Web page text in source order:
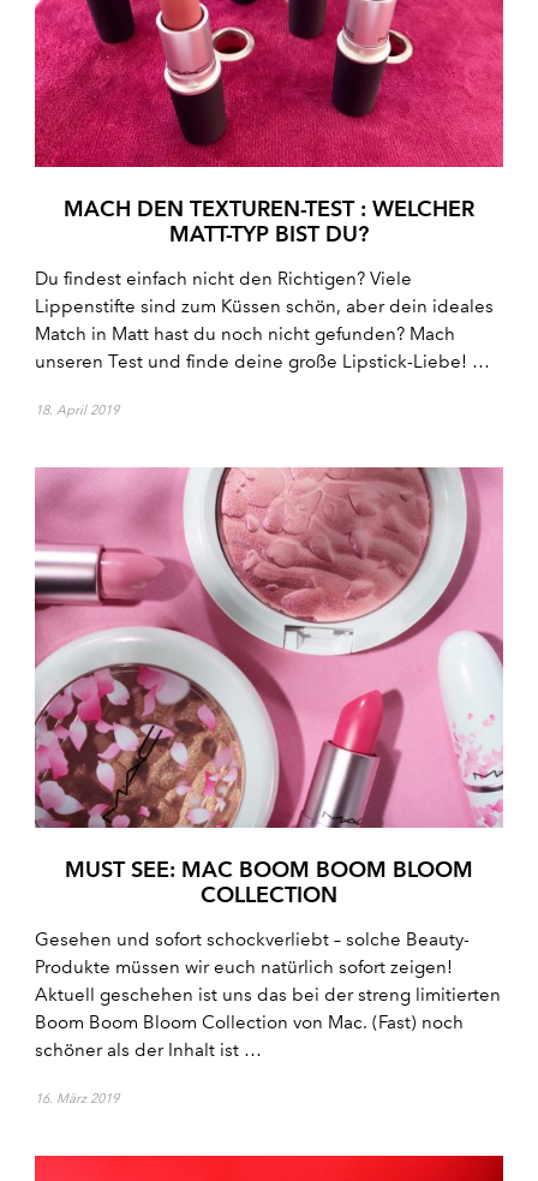
MACH DEN TEXTUREN-TEST : WELCHER
MATT-TYP BIST DU?
Du findest einfach nicht den Richtigen? Viele
Lippenstifte sind zum Küssen schön, aber dein ideales
Match in Matt hast du noch nicht gefunden? Mach
unseren Test und finde deine große Lipstick-Liebe! …
18. April 2019
MUST SEE: MAC BOOM BOOM BLOOM
COLLECTION
Gesehen und sofort schockverliebt – solche Beauty-
Produkte müssen wir euch natürlich sofort zeigen!
Aktuell geschehen ist uns das bei der streng limitierten
Boom Boom Bloom Collection von Mac. (Fast) noch
schöner als der Inhalt ist …
16. März 2019